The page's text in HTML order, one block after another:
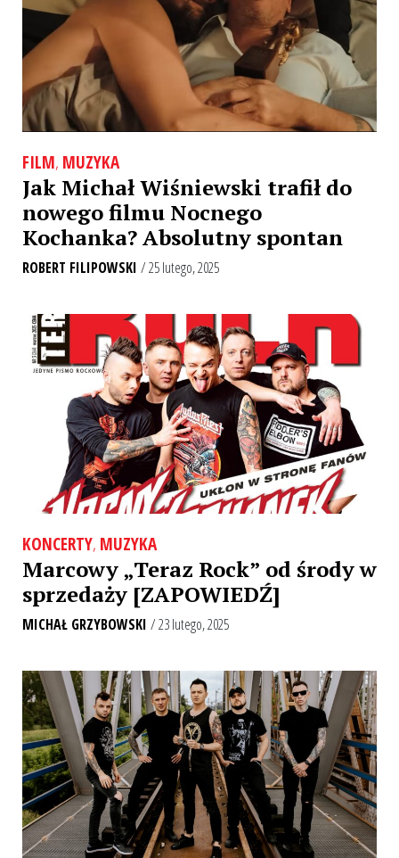
FILM, MUZYKA
Jak Michał Wiśniewski trafił do
nowego filmu Nocnego
Kochanka? Absolutny spontan
ROBERT FILIPOWSKI / 25 lutego, 2025
KONCERTY, MUZYKA
Marcowy „Teraz Rock” od środy w
sprzedaży [ZAPOWIEDŹ]
MICHAŁ GRZYBOWSKI / 23 lutego, 2025